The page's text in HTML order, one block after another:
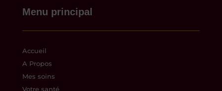
Menu principal
Accueil
A Propos
Mes soins
Votre santé